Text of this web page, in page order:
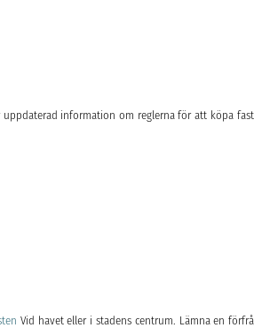
information om reglerna för att köpa
Vid havet eller i stadens centrum. Lämna en